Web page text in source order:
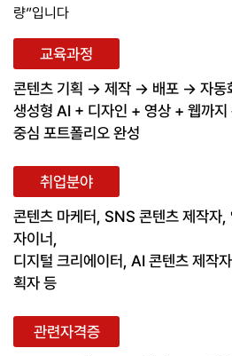
량”입니다
교육과정
콘텐츠 기획 → 제작 → 배포 → 자동
생성형 AI + 디자인 + 영상 + 웹까지
중심 포트폴리오 완성
취업분야
콘텐츠 마케터, SNS 콘텐츠 제작자,
자이너,
디지털 크리에이터, AI 콘텐츠 제작
획자 등
관련자격증